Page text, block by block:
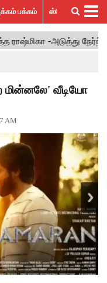
பக்கம் ஸ்பெஷல் ஸ்டோரீஸ்
மின்னலே' வீடியோ
AM